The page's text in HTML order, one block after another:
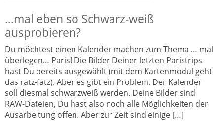
…mal eben so Schwarz-weiß
ausprobieren?
Du möchtest einen Kalender machen zum Thema … mal
überlegen… Paris! Die Bilder Deiner letzten Paristrips
hast Du bereits ausgewählt (mit dem Kartenmodul geht
das ratz-fatz). Aber es gibt ein Problem. Der Kalender
soll diesmal schwarzweiß werden. Deine Bilder sind
RAW-Dateien, Du hast also noch alle Möglichkeiten der
Ausarbeitung offen. Aber zur Zeit sind einige […]